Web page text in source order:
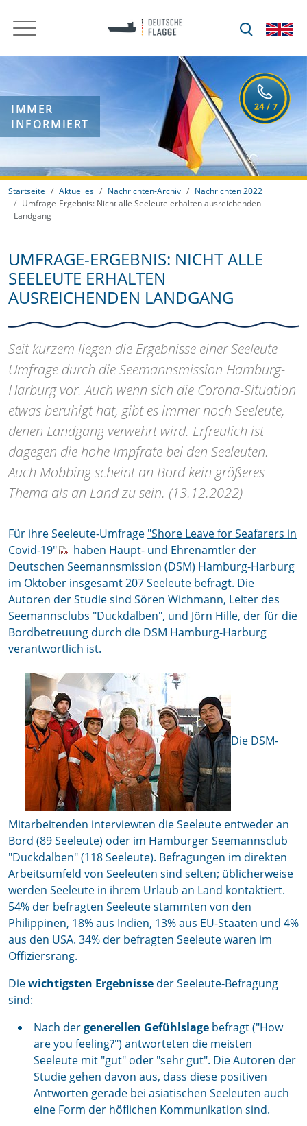
IMMER
INFORMIERT
Startseite Aktuelles Nachrichten-Archiv
Nachrichten 2022
Umfrage-Ergebnis: Nicht alle Seeleute erhalten ausreichenden
Landgang
UMFRAGE-ERGEBNIS: NICHT ALLE
SEELEUTE ERHALTEN
AUSREICHENDEN LANDGANG
Seit kurzem liegen die Ergebnisse einer Seeleute-
Umfrage durch die Seemannsmission Hamburg-
Harburg vor. Auch wenn sich die Corona-Situation
etwas beruhigt hat, gibt es immer noch Seeleute,
denen Landgang verwehrt wird. Erfreulich ist
dagegen die hohe Impfrate bei den Seeleuten.
Auch Mobbing scheint an Bord kein größeres
Thema als an Land zu sein. (13.12.2022)
Für ihre Seeleute-Umfrage "Shore Leave for Seafarers in
Covid-19"
haben Haupt- und Ehrenamtler der
Deutschen Seemannsmission (DSM) Hamburg-Harburg
im Oktober insgesamt 207 Seeleute befragt. Die
Autoren der Studie sind Sören Wichmann, Leiter des
Seemannsclubs "Duckdalben", und Jörn Hille, der für die
Bordbetreuung durch die DSM Hamburg-Harburg
verantwortlich ist.
Die DSM-
Mitarbeitenden interviewten die Seeleute entweder an
Bord (89 Seeleute) oder im Hamburger Seemannsclub
"Duckdalben" (118 Seeleute). Befragungen im direkten
Arbeitsumfeld von Seeleuten sind selten; üblicherweise
werden Seeleute in ihrem Urlaub an Land kontaktiert.
54% der befragten Seeleute stammten von den
Philippinen, 18% aus Indien, 13% aus EU-Staaten und 4%
aus den USA. 34% der befragten Seeleute waren im
Offiziersrang.
Diewichtigsten Ergebnisse der Seeleute-Befragung
sind:
Nach dergenerellen Gefühlslage befragt ("How
are you feeling?") antworteten die meisten
Seeleute mit "gut" oder "sehr gut". Die Autoren der
Studie gehen davon aus, dass diese positiven
Antworten gerade bei asiatischen Seeleuten auch
eine Form der höflichen Kommunikation sind.